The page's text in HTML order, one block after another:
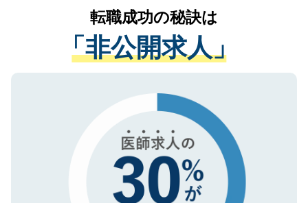
は、個人情報の取り扱いについての厳密な
管理基準を満たした事業者のみに付与され
る、プライバシーマークを取得済みです。
ご登録いただいた個人情報は、SSL（デー
で、機密保持に関してもご安心ください。
かがいして、現在の医療機関の状況や紹介
経験をまじえながら、適切なアドバイスを
させていただきます。すぐにご転職をされ
ない方には、長期的なサポートが可能です
ので、まずはご登録ください。
転職成功の秘訣は
「非公開求人」